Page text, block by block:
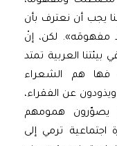
يجب أن نعترف بأن
لكن، إنْ
بيئتنا العربية تمتد
فها هم الشعراء
عن الفقراء،
يصوّرون همومهم
اجتماعية ترمي إلى